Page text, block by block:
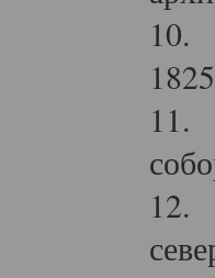
10.
11.
12.